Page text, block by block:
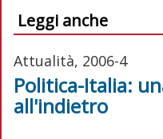
Leggi anche
Attualità, 2006-4
Politica-Italia:
all'indietro